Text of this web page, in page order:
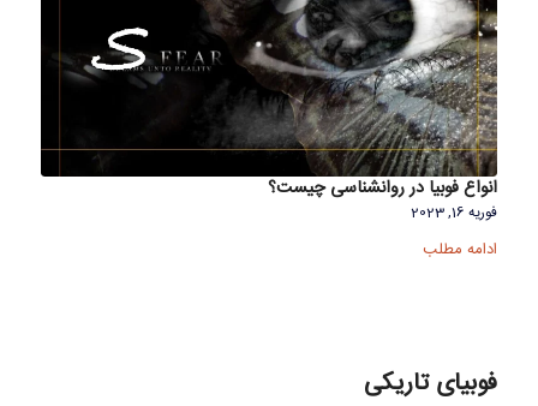
انواع فوبیا در روانشناسی چیست؟
فوریه 16, 2023
ادامه مطلب
فوبیای تاریکی